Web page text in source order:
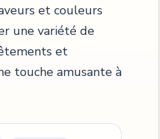
et couleurs
une variété de
et
touche amusante à